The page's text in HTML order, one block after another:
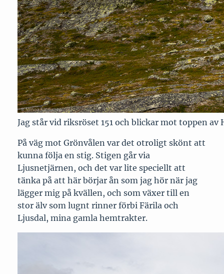
Jag står vid riksröset 151 och blickar mot toppen av
På väg mot Grönvålen var det otroligt skönt att
kunna följa en stig. Stigen går via
Ljusnetjärnen, och det var lite speciellt att
tänka på att här börjar ån som jag hör när jag
lägger mig på kvällen, och som växer till en
stor älv som lugnt rinner förbi Färila och
Ljusdal, mina gamla hemtrakter.